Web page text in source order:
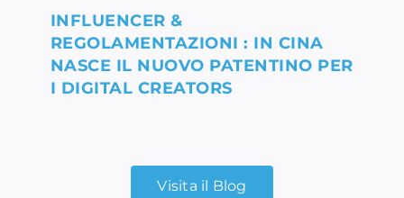
INFLUENCER &
REGOLAMENTAZIONI : IN CINA
NASCE IL NUOVO PATENTINO PER
I DIGITAL CREATORS
Visita il Blog